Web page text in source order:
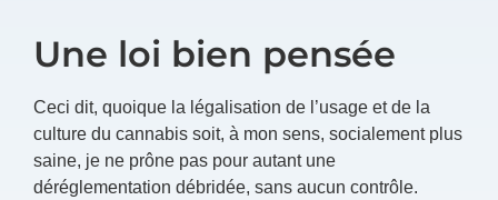
Une loi bien pensée
Ceci dit, quoique la légalisation de l’usage et de la
culture du cannabis soit, à mon sens, socialement plus
saine, je ne prône pas pour autant une
déréglementation débridée, sans aucun contrôle.